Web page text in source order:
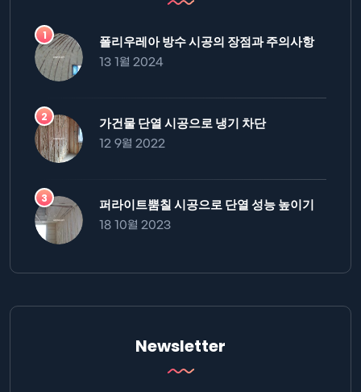
폴리우레아 방수 시공의 장점과 주의사항
13 1월 2024
가건물 단열 시공으로 냉기 차단
12 9월 2022
퍼라이트뿜칠 시공으로 단열 성능 높이기
18 10월 2023
Newsletter